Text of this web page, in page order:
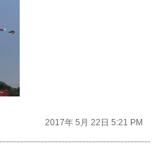
2017年 5月 22日 5:21 PM